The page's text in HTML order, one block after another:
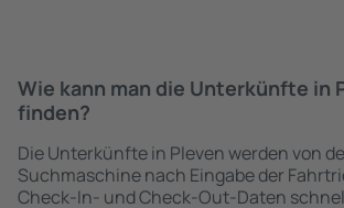
Wie kann man die Unterkünfte in
finden?
Die Unterkünfte in Pleven werden von
Suchmaschine nach Eingabe der
Check-In- und Check-Out-Daten